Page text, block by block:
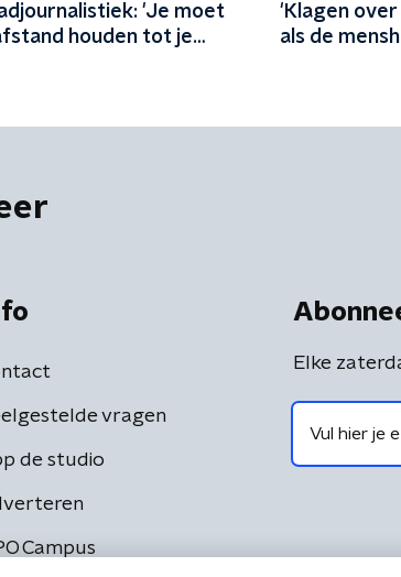
'Je moet
houden tot je
'Klagen over
als de
vragen
de studio
Campus
Elke